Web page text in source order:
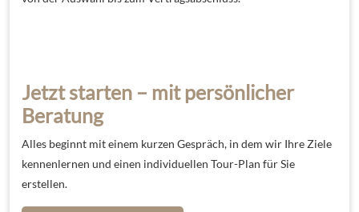
Jetzt starten – mit persönlicher
Beratung
Alles beginnt mit einem kurzen Gespräch, in dem wir Ihre Ziele
kennenlernen und einen individuellen Tour-Plan für Sie
erstellen.